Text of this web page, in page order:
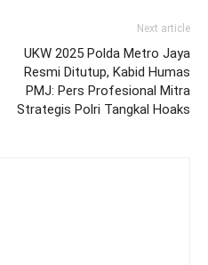
Next article
UKW 2025 Polda Metro Jaya
Resmi Ditutup, Kabid Humas
PMJ: Pers Profesional Mitra
Strategis Polri Tangkal Hoaks